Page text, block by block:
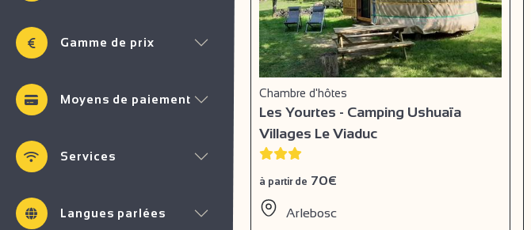
Gamme de prix
Moyens de paiement
Services
Langues parlées
Chambre d'hôtes
Les Yourtes - Camping Ushuaïa
Villages Le Viaduc
à partir de 70€
Arlebosc